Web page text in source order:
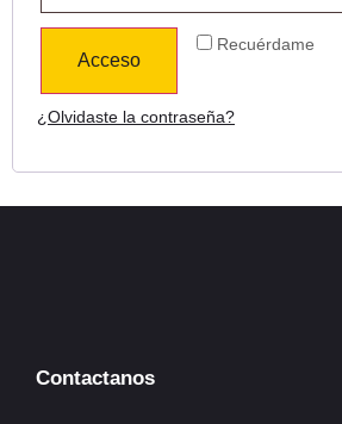
Recuérdame
Acceso
¿Olvidaste la contraseña?
Contactanos